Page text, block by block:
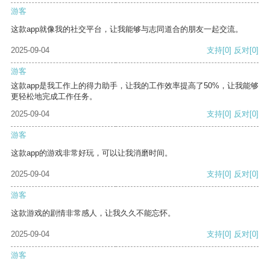
游客
这款app就像我的社交平台，让我能够与志同道合的朋友一起交流。
2025-09-04 支持[0] 反对[0]
游客
这款app是我工作上的得力助手，让我的工作效率提高了50%，让我能够
更轻松地完成工作任务。
2025-09-04
支持[0] 反对[0]
游客
这款app的游戏非常好玩，可以让我消磨时间。
2025-09-04 支持[0] 反对[0]
游客
这款游戏的剧情非常感人，让我久久不能忘怀。
2025-09-04 支持[0] 反对[0]
游客